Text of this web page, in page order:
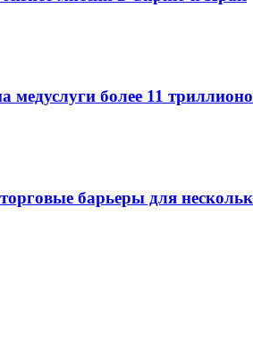
медуслуги более 11
барьеры для